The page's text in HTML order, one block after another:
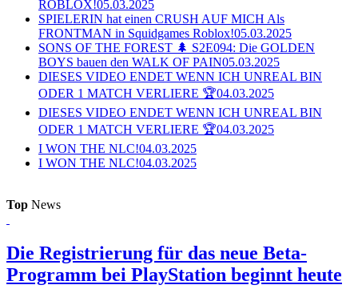
ROBLOX!05.03.2025
SPIELERIN hat einen CRUSH AUF MICH Als
FRONTMAN in Squidgames Roblox!05.03.2025
SONS OF THE FOREST 🌲 S2E094: Die GOLDEN
BOYS bauen den WALK OF PAIN05.03.2025
DIESES VIDEO ENDET WENN ICH UNREAL BIN
ODER 1 MATCH VERLIERE 🏆04.03.2025
DIESES VIDEO ENDET WENN ICH UNREAL BIN
ODER 1 MATCH VERLIERE 🏆04.03.2025
I WON THE NLC!04.03.2025
I WON THE NLC!04.03.2025
Top News
Die Registrierung für das neue Beta-
Programm bei PlayStation beginnt heute